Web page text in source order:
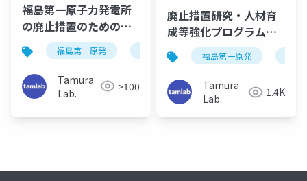
福島第一原子力発電所
の廃止措置のための遠
隔操作技術の開発と人
材育成
（Robomech2017）
福島第一原発
Tamura
Lab.
>100
廃止措置研究・人材育
成等強化プログラムに
おける東京大学の取り
組み（RSJ2018OF）
福島第一原発
Tamura
Lab.
1.4K